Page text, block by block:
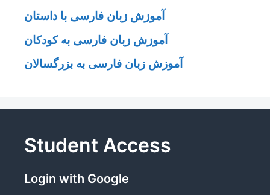
آموزش زبان فارسی با داستان
آموزش زبان فارسی به کودکان
آموزش زبان فارسی به بزرگسالان
Student Access
Login with Google